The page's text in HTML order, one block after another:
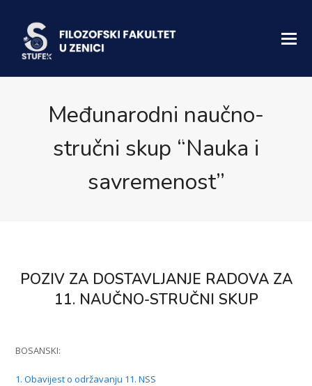
Međunarodni naučno-
stručni skup “Nauka i
savremenost”
POZIV ZA DOSTAVLJANJE RADOVA ZA
11. NAUČNO-STRUČNI SKUP
BOSANSKI:
1. Obavijest o održavanju 11. NSS